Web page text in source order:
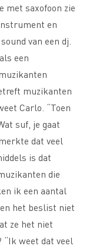
met saxofoon zie
en
van een dj.
een
muzikanten
Carlo. “Toen
suf, je gaat
dat veel
is dat
die
ik een aantal
het beslist niet
ze het niet
“Ik weet dat veel